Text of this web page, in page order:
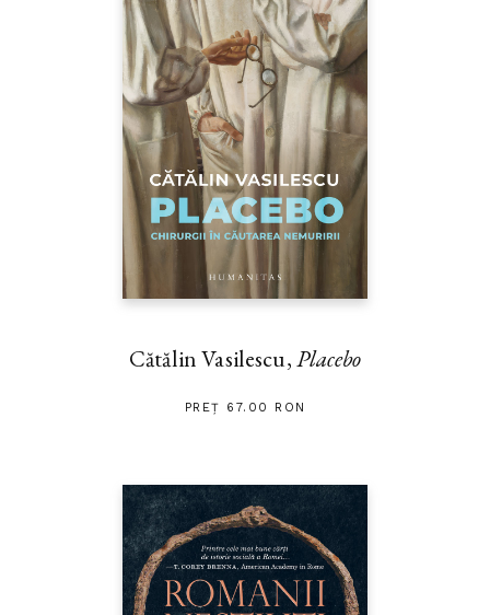
Cătălin Vasilescu,Placebo
PREȚ 67.00 RON